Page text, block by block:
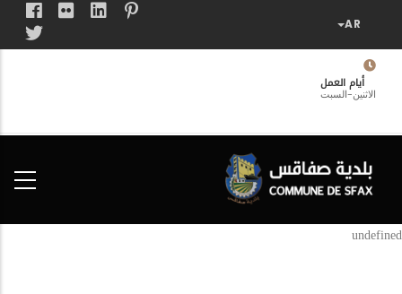
المحتوى
الرئيسيأيام العمل
الاثنين-السبت
undefined